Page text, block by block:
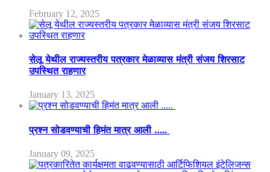
February 12, 2025
सेलू येथील राज्यस्तरीय पत्रकार मेळाव्यास मंत्री संजय शिरसाट
उपस्थित राहणार
January 13, 2025
प्रश्न सोडवण्याची हिमंत मात्र आली …..
January 09, 2025